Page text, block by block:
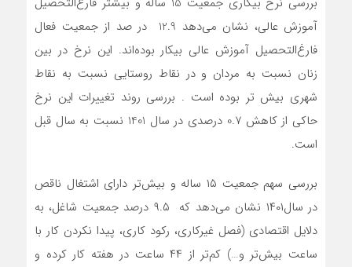
آموزش عالی، نشان می‌دهد 12.9 در صد از جمعیت فعال
فارغ‌التحصیل آموزش عالی بیکار بوده‌اند. این نرخ در بین
زنان نسبت به مردان و در نقاط روستایی نسبت به نقاط
شهری بیش تر بوده است . بررسی روند تغییرات این نرخ
حاکی از کاهش 0.7 درصدی در سال 1401 نسبت به سال قبل
است.
بررسی سهم جمعیت ١۵ ساله و بیش‌تر دارای اشتغال ناقص
در سال١۴٠١ نشان می‌دهد که ٩.۵ درصد جمعیت شاغل،‌ به
دلایل اقتصادی (فصل غیرکاری، رکود کاری، پیدا نکردن کار با
ساعت بیش‌تر و…) کم‌تر از ۴۴ ساعت در هفته کار کرده و